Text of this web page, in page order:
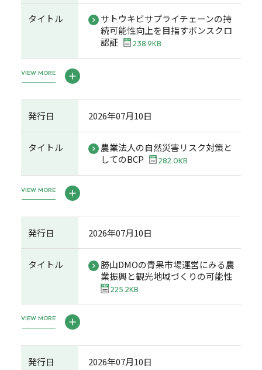
タイトル
サトウキビサプライチェーンの持
続可能性向上を目指すボンスクロ
認証
238.9KB
VIEW MORE
発行日 2026年07月10日
タイトル
農業法人の自然災害リスク対策と
してのBCP
282.0KB
VIEW MORE
発行日 2026年07月10日
タイトル
勝山DMOの青果市場運営にみる農
業振興と観光地域づくりの可能性
225.2KB
VIEW MORE
発行日 2026年07月10日